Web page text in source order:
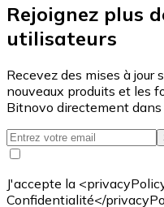
Rejoignez plus
utilisateurs
Recevez des mises à jour
nouveaux produits et les
Bitnovo directement dans
J'accepte la
Confidentialité</